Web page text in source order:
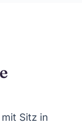
Sitz in